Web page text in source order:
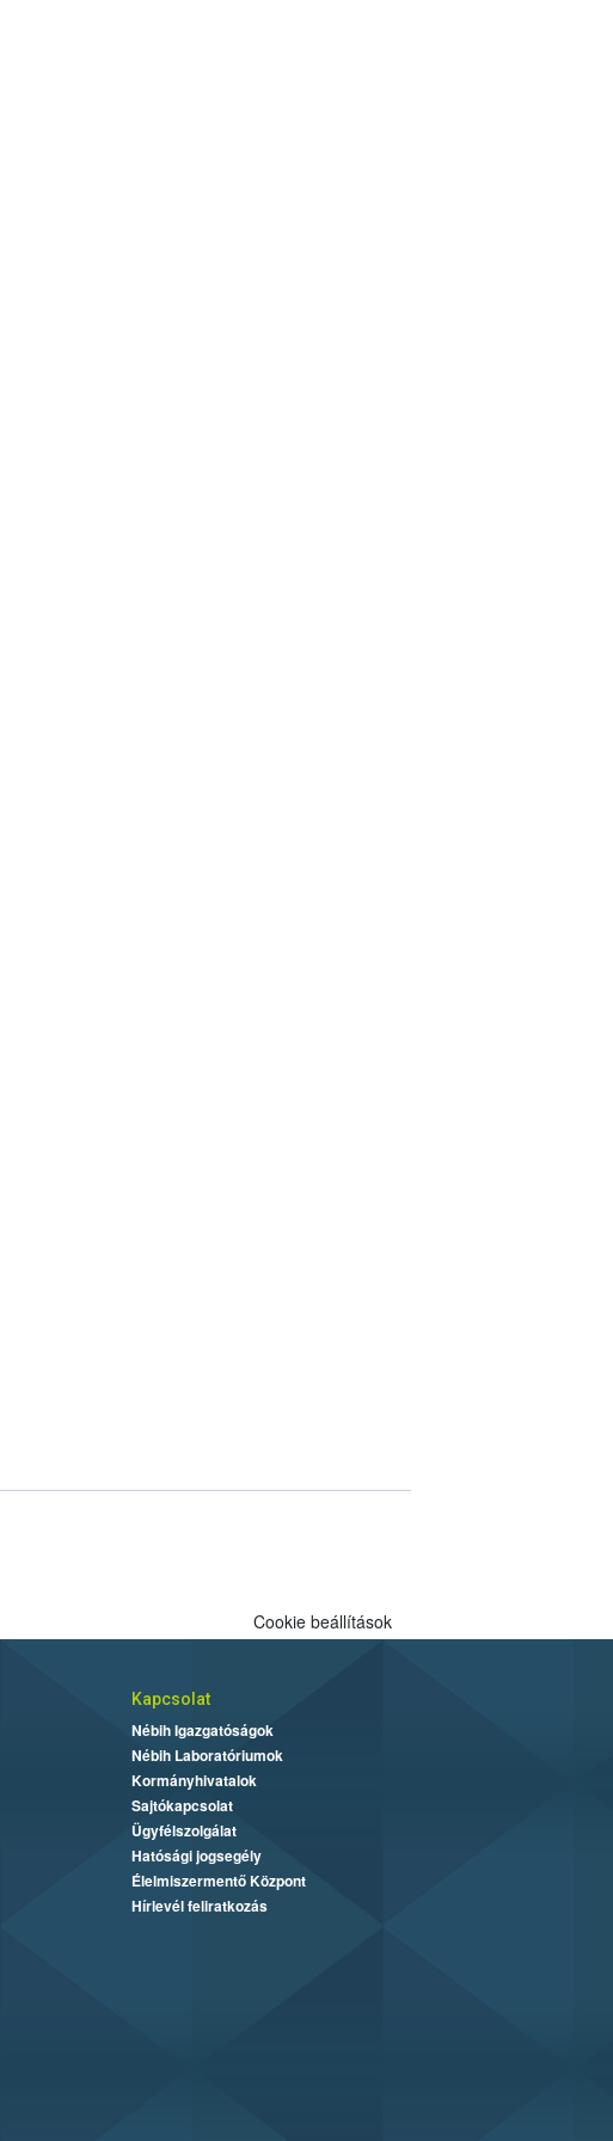
Cookie beállítások
Kapcsolat
Nébih Igazgatóságok
Nébih Laboratóriumok
Kormányhivatalok
Sajtókapcsolat
Ügyfélszolgálat
Hatósági jogsegély
Élelmiszermentő Központ
Hírlevél feliratkozás